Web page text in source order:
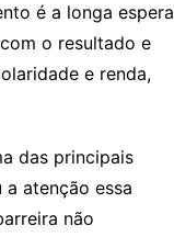
é a longa espera
o resultado e
e renda,
das principais
atenção essa
não